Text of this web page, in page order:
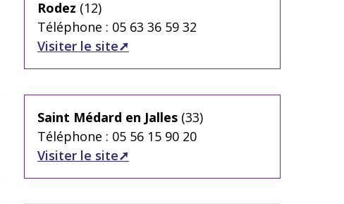
Rodez (12)
Téléphone : 05 63 36 59 32
Visiter le site
Saint Médard en Jalles (33)
Téléphone : 05 56 15 90 20
Visiter le site